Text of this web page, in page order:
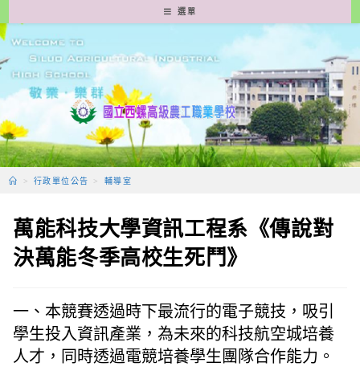
轉
至
要
容
選單
> 行政單位公告 > 輔導室
萬能科技大學資訊工程系《傳說對
決萬能冬季高校生死鬥》
一、本競賽透過時下最流行的電子競技，吸引
學生投入資訊產業，為未來的科技航空城培養
人才，同時透過電競培養學生團隊合作能力。